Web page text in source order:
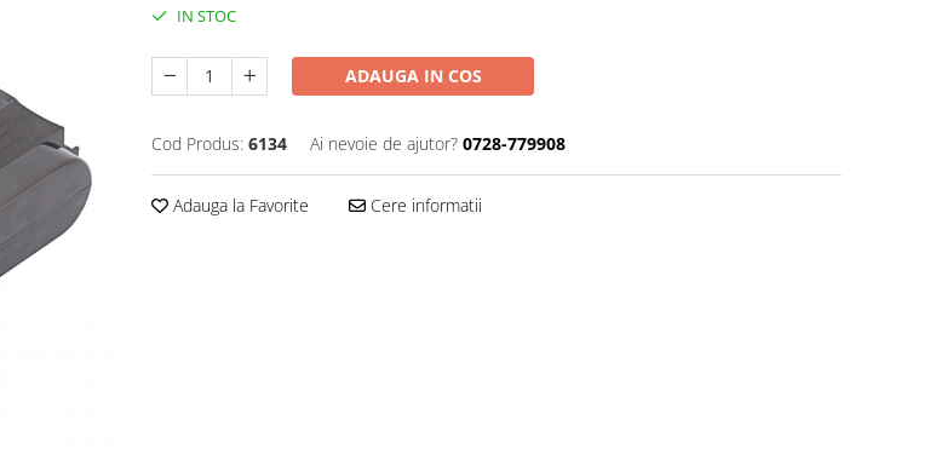
IN STOC
ADAUGA IN COS
Cod Produs: 6134 Ai nevoie de ajutor? 0728-779908
Adauga la Favorite Cere informatii